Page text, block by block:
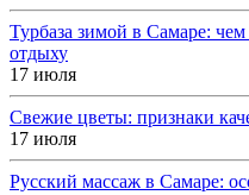
Турбаза зимой в Самаре: чем
отдыху
17 июля
Свежие цветы: признаки
17 июля
Русский массаж в Самаре: